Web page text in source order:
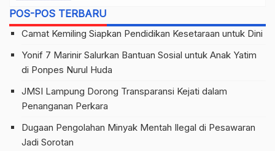
POS-POS TERBARU
Camat Kemiling Siapkan Pendidikan Kesetaraan untuk Dini
Yonif 7 Marinir Salurkan Bantuan Sosial untuk Anak Yatim
di Ponpes Nurul Huda
JMSI Lampung Dorong Transparansi Kejati dalam
Penanganan Perkara
Dugaan Pengolahan Minyak Mentah Ilegal di Pesawaran
Jadi Sorotan